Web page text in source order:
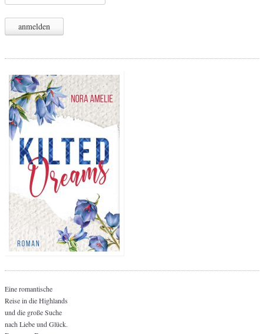
Eine romantische
Reise in die Highlands
und die große Suche
nach Liebe und Glück.